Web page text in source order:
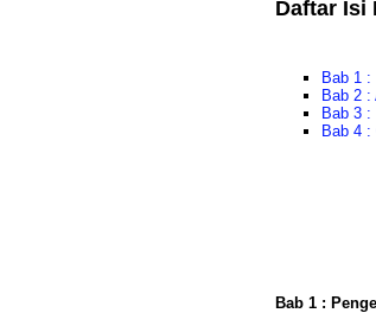
Daftar Isi
Bab 1 :
Bab 2 :
Bab 3 :
Bab 4 :
Bab 1 :